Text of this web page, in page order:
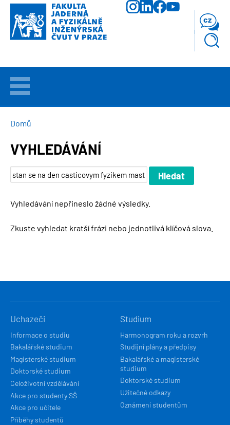
Přejít
hlavnímu
obsahu
VÍTEJTE
UCHAZEČI
STUDIUM
VĚDA
FAKULTA
cz
DROBEČKOVÁ
Domů
VYHLEDÁVÁNÍ
Vyhledávání nepřineslo žádné výsledky.
Zkuste vyhledat kratší frázi nebo jednotlivá klíčová slova.
NAVIGACE
Uchazeči
Informace o studiu
Bakalářské studium
Magisterské studium
Doktorské studium
Celoživotní vzdělávání
Akce pro studenty SŠ
Akce pro učitele
Příběhy studentů
Studium
Harmonogram roku a rozvrh
Studijní plány a předpisy
Bakalářské a magisterské
studium
Doktorské studium
Užitečné odkazy
Oznámení studentům